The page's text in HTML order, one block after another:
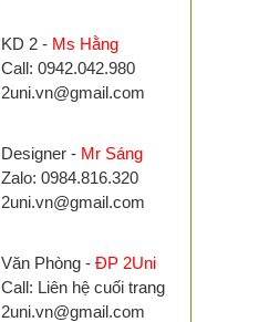
KD 2 - Ms Hằng
Call: 0942.042.980
2uni.vn@gmail.com
Designer - Mr Sáng
Zalo: 0984.816.320
2uni.vn@gmail.com
Văn Phòng - ĐP 2Uni
Call: Liên hệ cuối trang
2uni.vn@gmail.com